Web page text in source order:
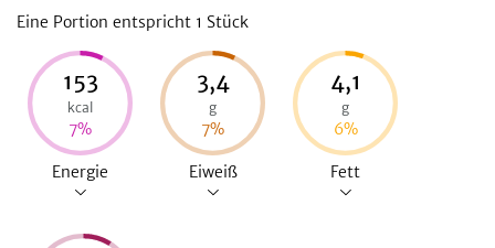
Eine Portion entspricht 1 Stück
153
kcal
7%
Energie
3,4
g
7%
Eiweiß
4,1
g
6%
Fett